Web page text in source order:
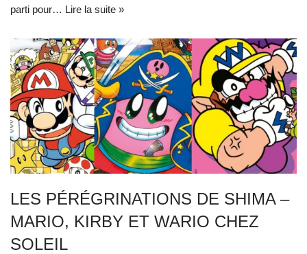
parti pour… Lire la suite »
LES PÉRÉGRINATIONS DE SHIMA –
MARIO, KIRBY ET WARIO CHEZ
SOLEIL